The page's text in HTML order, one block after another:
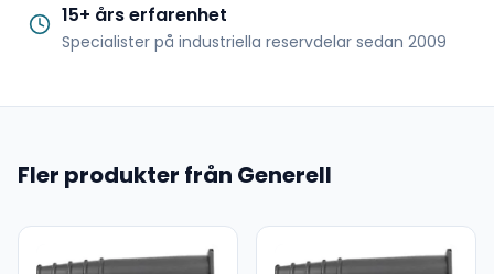
15+ års erfarenhet
Specialister på industriella reservdelar sedan 2009
Fler produkter från Generell